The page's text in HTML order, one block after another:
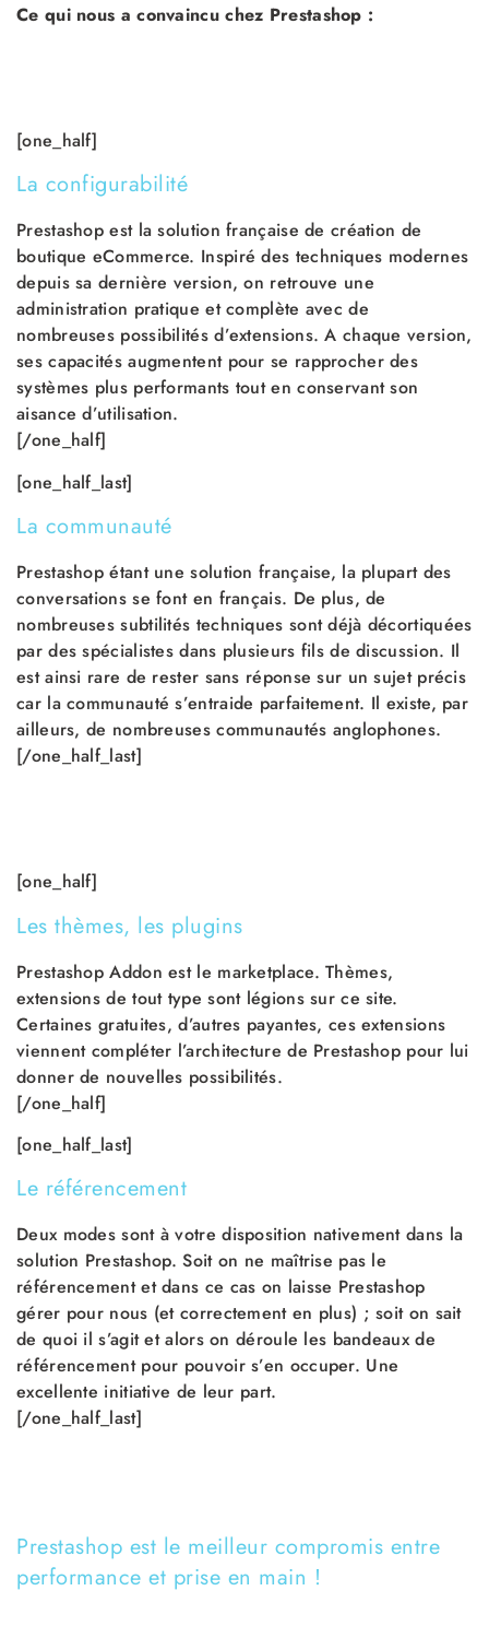
Ce qui nous a convaincu chez Prestashop :
[one_half]
La configurabilité
Prestashop est la solution française de création de
boutique eCommerce. Inspiré des techniques modernes
depuis sa dernière version, on retrouve une
administration pratique et complète avec de
nombreuses possibilités d’extensions. A chaque version,
ses capacités augmentent pour se rapprocher des
systèmes plus performants tout en conservant son
aisance d’utilisation.
[/one_half]
[one_half_last]
La communauté
Prestashop étant une solution française, la plupart des
conversations se font en français. De plus, de
nombreuses subtilités techniques sont déjà décortiquées
par des spécialistes dans plusieurs fils de discussion. Il
est ainsi rare de rester sans réponse sur un sujet précis
car la communauté s’entraide parfaitement. Il existe, par
ailleurs, de nombreuses communautés anglophones.
[/one_half_last]
[one_half]
Les thèmes, les plugins
Prestashop Addon est le marketplace. Thèmes,
extensions de tout type sont légions sur ce site.
Certaines gratuites, d’autres payantes, ces extensions
viennent compléter l’architecture de Prestashop pour lui
donner de nouvelles possibilités.
[/one_half]
[one_half_last]
Le référencement
Deux modes sont à votre disposition nativement dans la
solution Prestashop. Soit on ne maîtrise pas le
référencement et dans ce cas on laisse Prestashop
gérer pour nous (et correctement en plus) ; soit on sait
de quoi il s’agit et alors on déroule les bandeaux de
référencement pour pouvoir s’en occuper. Une
excellente initiative de leur part.
[/one_half_last]
Prestashop est le meilleur compromis entre
performance et prise en main !